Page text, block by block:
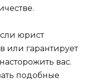
юрист
или гарантирует
вас.
подобные